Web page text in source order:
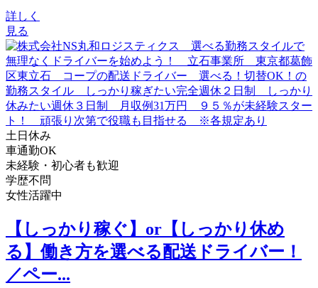
詳しく
見る
土日休み
車通勤OK
未経験・初心者も歓迎
学歴不問
女性活躍中
【しっかり稼ぐ】or【しっかり休め
る】働き方を選べる配送ドライバー！
／ペー...